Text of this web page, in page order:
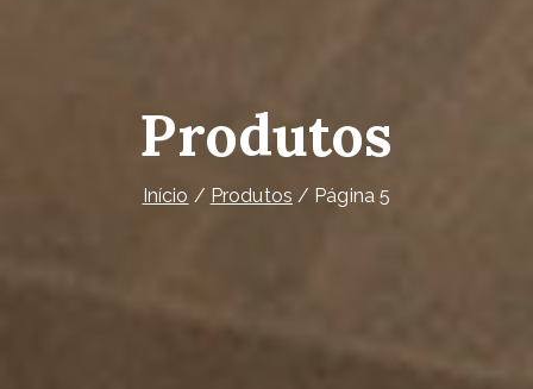
Produtos
Início Produtos Página 5